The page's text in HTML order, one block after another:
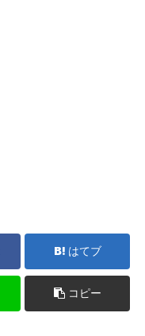
はてブ
コピー